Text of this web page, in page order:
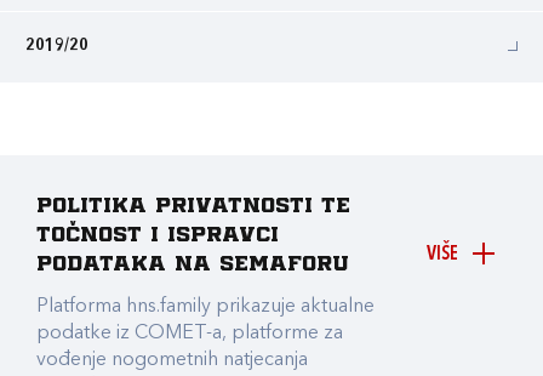
2019/20
VIŠE
Politika privatnosti te
točnost i ispravci
podataka na Semaforu
Platforma hns.family prikazuje aktualne
podatke iz COMET-a, platforme za
vođenje nogometnih natjecanja